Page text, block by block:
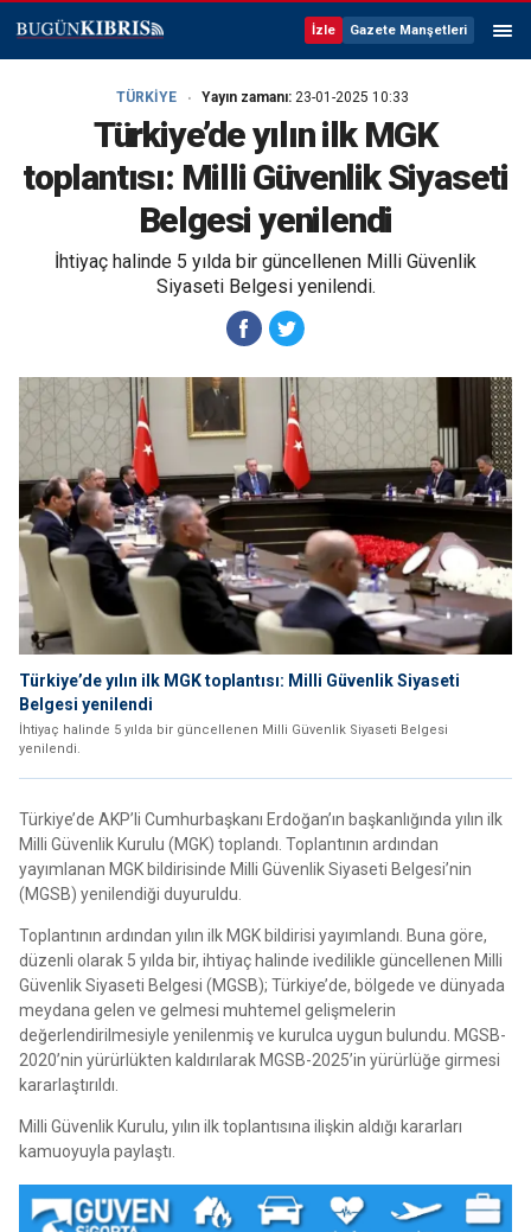
İzle Gazete Manşetleri
TÜRKİYE Yayın zamanı: 23-01-2025 10:33
Türkiye’de yılın ilk MGK
toplantısı: Milli Güvenlik Siyaseti
Belgesi yenilendi
İhtiyaç halinde 5 yılda bir güncellenen Milli Güvenlik
Siyaseti Belgesi yenilendi.
Türkiye’de yılın ilk MGK toplantısı: Milli Güvenlik Siyaseti
Belgesi yenilendi
İhtiyaç halinde 5 yılda bir güncellenen Milli Güvenlik Siyaseti Belgesi
yenilendi.
Türkiye’de AKP’li Cumhurbaşkanı Erdoğan’ın başkanlığında yılın ilk
Milli Güvenlik Kurulu (MGK) toplandı. Toplantının ardından
yayımlanan MGK bildirisinde Milli Güvenlik Siyaseti Belgesi’nin
(MGSB) yenilendiği duyuruldu.
Toplantının ardından yılın ilk MGK bildirisi yayımlandı. Buna göre,
düzenli olarak 5 yılda bir, ihtiyaç halinde ivedilikle güncellenen Milli
Güvenlik Siyaseti Belgesi (MGSB); Türkiye’de, bölgede ve dünyada
meydana gelen ve gelmesi muhtemel gelişmelerin
değerlendirilmesiyle yenilenmiş ve kurulca uygun bulundu. MGSB-
2020’nin yürürlükten kaldırılarak MGSB-2025’in yürürlüğe girmesi
kararlaştırıldı.
Milli Güvenlik Kurulu, yılın ilk toplantısına ilişkin aldığı kararları
kamuoyuyla paylaştı.